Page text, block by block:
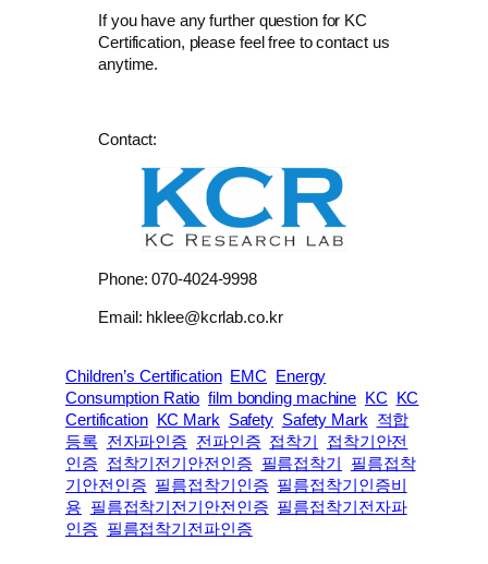
If you have any further question for KC
Certification, please feel free to contact us
anytime.
Contact:
Phone: 070-4024-9998
Email: hklee@kcrlab.co.kr
Children’s Certification EMC
Energy
Consumption Ratio film bonding machine KC
KC
Certification
KC Mark Safety Safety Mark
적합
등록
전자파인증 전파인증 접착기
접착기안전
인증
접착기전기안전인증 필름접착기
필름접착
기안전인증 필름접착기인증 필름접착기인증비
용
필름접착기전기안전인증 필름접착기전자파
인증
필름접착기전파인증